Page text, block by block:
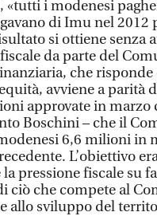
«tutti i modenesi
di Imu nel 2012
si ottiene senza
da parte del
che risponde
avviene a parità
approvate in marzo
Boschini – che il
6,6 milioni in
L’obiettivo
la pressione fiscale su
ciò che compete al
allo sviluppo del